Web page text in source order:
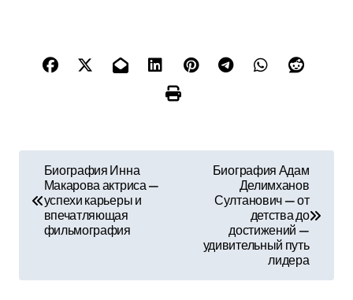
Биография Инна
Макарова актриса —
успехи карьеры и
впечатляющая
фильмография
Биография Адам
Делимханов
Султанович — от
детства до
достижений —
удивительный путь
лидера